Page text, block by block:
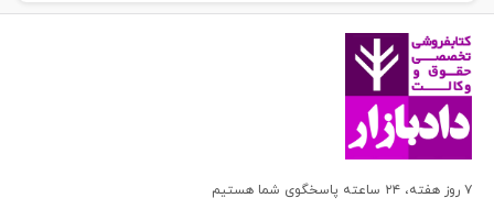
۷ روز هفته، ۲۴ ساعته پاسخگوی شما هستیم